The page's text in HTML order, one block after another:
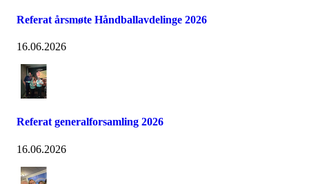
Referat årsmøte Håndballavdelinge 2026
16.06.2026
Referat generalforsamling 2026
16.06.2026